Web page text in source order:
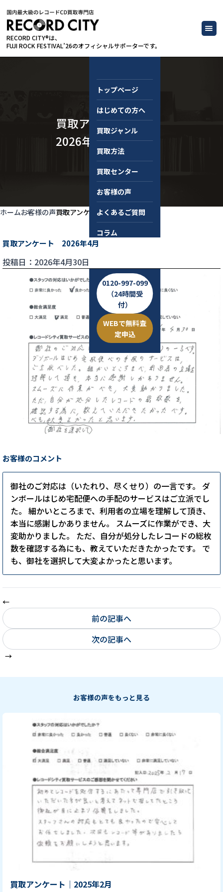
RECORD CITY®は、
FUJI ROCK FESTIVAL’26のオフィシャルサポーターです。
トップページ
はじめての方へ
買取ジャンル
買取方法
買取センター
お客様の声
よくあるご質問
コラム
0120-997-099
（24時間受
付）
WEBで無料査
定申込
買取アンケート
2026年4月
ホームお客様の声買取アンケート 2026年4月
買取アンケート 2026年4月
投稿日：2026年4月30日
お客様のコメント
御社のご対応は（いたれり、尽くせり）の一言です。 ダ
ンボールはじめ宅配便への手配のサービスはご立派でし
た。 細かいところまで、利用者の立場を理解して頂き、
本当に感謝しかありません。 スムーズに作業ができ、大
変助かりました。 ただ、自分が処分したレコードの総枚
数を確認する為にも、教えていただきたかったです。 で
も、御社を選択して大変よかったと思います。
前の記事へ
次の記事へ
お客様の声をもっと見る
買取アンケート｜2025年2月